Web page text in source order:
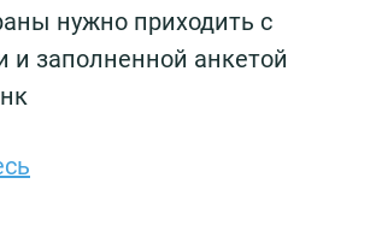
нужно приходить с
и заполненной анкетой